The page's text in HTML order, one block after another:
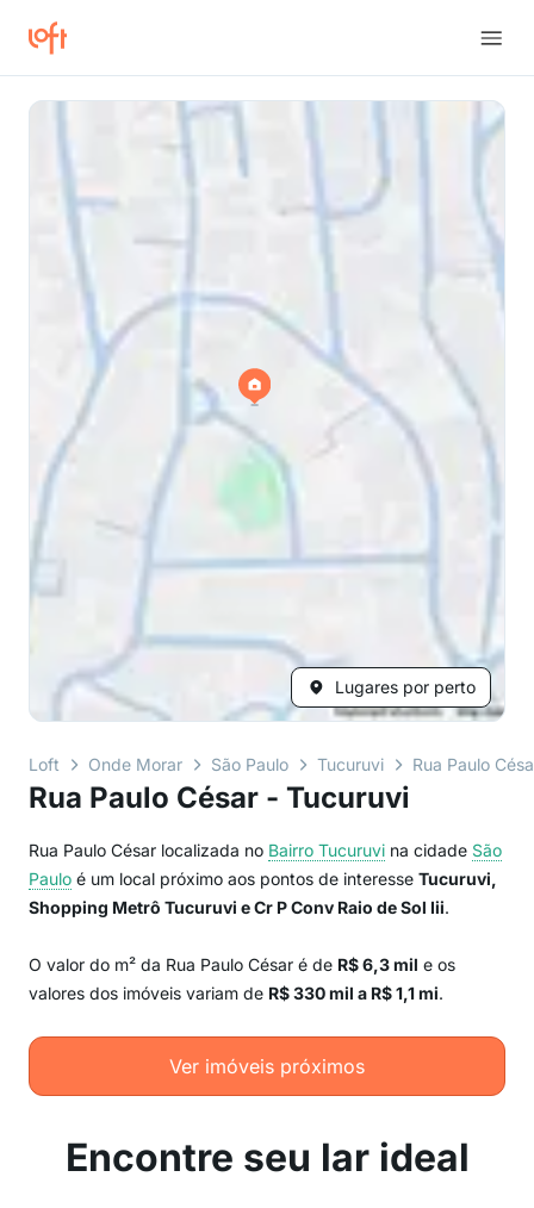
Lugares por perto
Loft Onde Morar São Paulo Tucuruvi Rua Paulo
Rua Paulo César - Tucuruvi
Rua Paulo César localizada no Bairro Tucuruvi na cidade São
Paulo é um local próximo aos pontos de interesse Tucuruvi,
Shopping Metrô Tucuruvi e Cr P Conv Raio de Sol Iii.
O valor do m² da Rua Paulo César é de R$ 6,3 mil e os
valores dos imóveis variam de R$ 330 mil a R$ 1,1 mi.
Ver imóveis próximos
Encontre seu lar ideal